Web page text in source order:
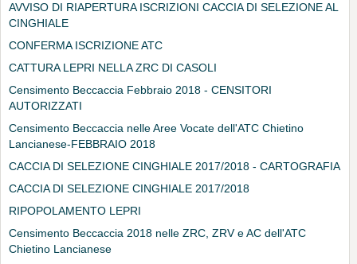
AVVISO DI RIAPERTURA ISCRIZIONI CACCIA DI SELEZIONE AL
CINGHIALE
CONFERMA ISCRIZIONE ATC
CATTURA LEPRI NELLA ZRC DI CASOLI
Censimento Beccaccia Febbraio 2018 - CENSITORI
AUTORIZZATI
Censimento Beccaccia nelle Aree Vocate dell'ATC Chietino
Lancianese-FEBBRAIO 2018
CACCIA DI SELEZIONE CINGHIALE 2017/2018 - CARTOGRAFIA
CACCIA DI SELEZIONE CINGHIALE 2017/2018
RIPOPOLAMENTO LEPRI
Censimento Beccaccia 2018 nelle ZRC, ZRV e AC dell'ATC
Chietino Lancianese